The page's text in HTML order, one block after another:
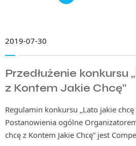
2019-07-30
Przedłużenie konkursu
z Kontem Jakie Chcę”
Regulamin konkursu „Lato jakie chcę
Postanowienia ogólne
chcę z Kontem Jakie Chcę” jest